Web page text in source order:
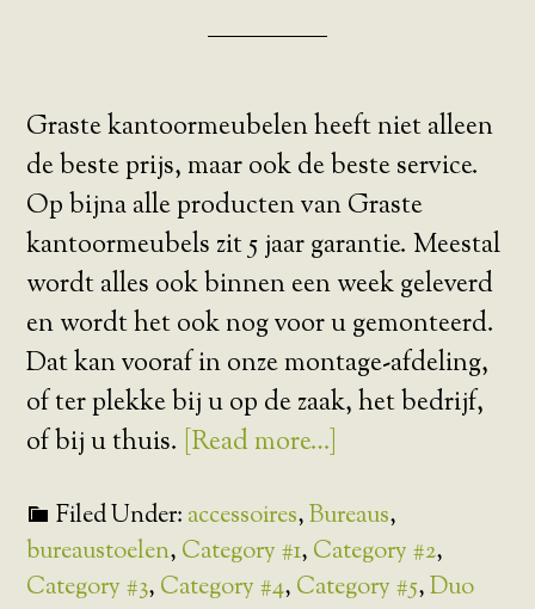
Graste kantoormeubelen heeft niet alleen
de beste prijs, maar ook de beste service.
Op bijna alle producten van Graste
kantoormeubels zit 5 jaar garantie. Meestal
wordt alles ook binnen een week geleverd
en wordt het ook nog voor u gemonteerd.
Dat kan vooraf in onze montage-afdeling,
of ter plekke bij u op de zaak, het bedrijf,
of bij u thuis. [Read more…]
Filed Under: accessoires,Bureaus,
bureaustoelen, Category #1, Category #2,
Category #3, Category #4, Category #5,Duo